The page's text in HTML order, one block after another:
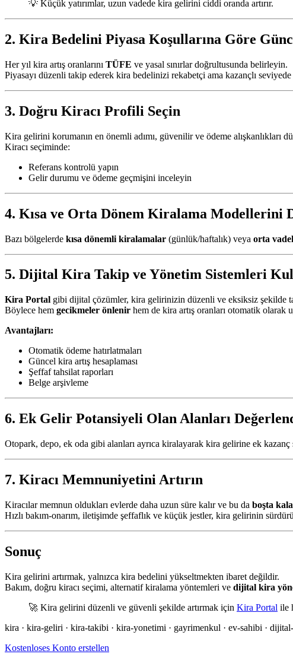
💡 Küçük yatırımlar, uzun vadede kira gelirini ciddi oranda artırır.
2. Kira Bedelini Piyasa Koşullarına Göre
Her yıl kira artış oranlarını TÜFE ve yasal sınırlar doğrultusunda belirleyin.
Piyasayı düzenli takip ederek kira bedelinizi rekabetçi ama kazançlı
3. Doğru Kiracı Profili Seçin
Kira gelirini korumanın en önemli adımı, güvenilir ve ödeme alışkanlıkları
Kiracı seçiminde:
Referans kontrolü yapın
Gelir durumu ve ödeme geçmişini inceleyin
4. Kısa ve Orta Dönem Kiralama Modellerini
Bazı bölgelerde kısa dönemli kiralamalar (günlük/haftalık) veya orta
5. Dijital Kira Takip ve Yönetim Sistemleri
Kira Portal gibi dijital çözümler, kira gelirinizin düzenli ve eksiksiz şekilde
Böylece hem gecikmeler önlenir hem de kira artış oranları otomatik olarak
Avantajları:
Otomatik ödeme hatırlatmaları
Güncel kira artış hesaplaması
Şeffaf tahsilat raporları
Belge arşivleme
6. Ek Gelir Potansiyeli Olan Alanları
Otopark, depo, ek oda gibi alanları ayrıca kiralayarak kira gelirine ek
7. Kiracı Memnuniyetini Artırın
Kiracılar memnun oldukları evlerde daha uzun süre kalır ve bu da boşta
Hızlı bakım-onarım, iletişimde şeffaflık ve küçük jestler, kira gelirinin
Sonuç
Kira gelirini artırmak, yalnızca kira bedelini yükseltmekten ibaret değildir.
Bakım, doğru kiracı seçimi, alternatif kiralama yöntemleri ve dijital kira
🚀 Kira gelirini düzenli ve güvenli şekilde artırmak için Kira Portal ile
kira · kira-geliri · kira-takibi · kira-yonetimi · gayrimenkul · ev-sahibi ·
Kostenloses Konto erstellen